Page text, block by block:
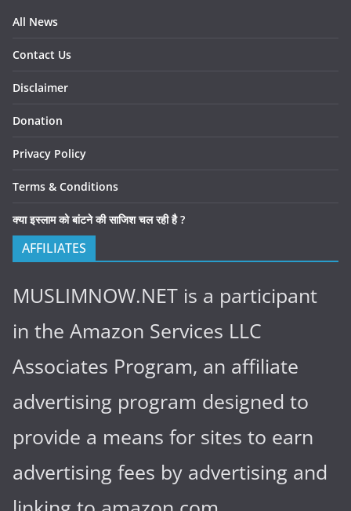
All News
Contact Us
Disclaimer
Donation
Privacy Policy
Terms & Conditions
क्या इस्लाम को बांटने की साजिश चल रही है ?
AFFILIATES
MUSLIMNOW.NET is a participant
in the Amazon Services LLC
Associates Program, an affiliate
advertising program designed to
provide a means for sites to earn
advertising fees by advertising and